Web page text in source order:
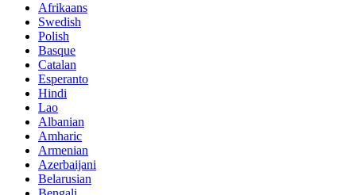
Afrikaans
Swedish
Polish
Basque
Catalan
Esperanto
Hindi
Lao
Albanian
Amharic
Armenian
Azerbaijani
Belarusian